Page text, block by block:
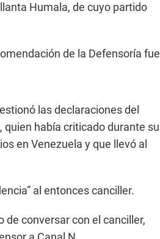
Humala, de cuyo partido
de la Defensoría fue
las declaraciones del
había criticado durante su
en Venezuela y que llevó al
al entonces canciller.
de conversar con el canciller,